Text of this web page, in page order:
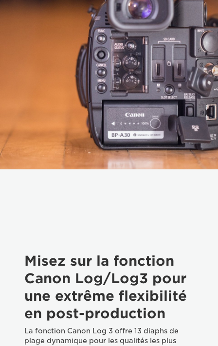
Misez sur la fonction
Canon Log/Log3 pour
une extrême flexibilité
en post-production
La fonction Canon Log 3 offre 13 diaphs de
plage dynamique pour les qualités les plus